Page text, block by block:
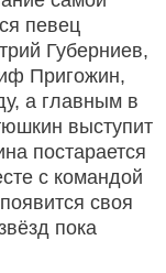
певец
Губерниев,
Пригожин,
а главным в
выступит
постарается
с командой
своя
пока